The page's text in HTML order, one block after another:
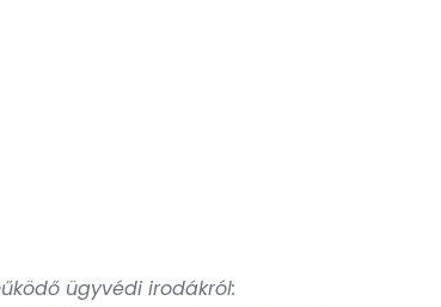
ügyvédi irodákról: